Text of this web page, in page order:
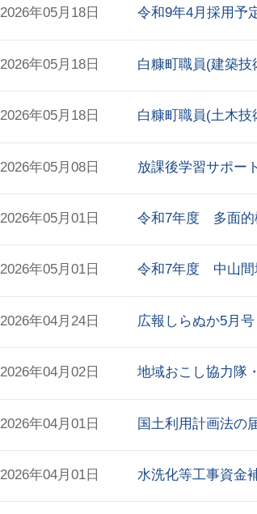
2026年05月18日 令和9年4月採用予
2026年05月18日 白糠町職員(建築
2026年05月18日 白糠町職員(土木
2026年05月08日 放課後学習サポー
2026年05月01日 令和7年度 多面的
2026年05月01日 令和7年度 中山間
2026年04月24日 広報しらぬか5月号
2026年04月02日 地域おこし協力隊
2026年04月01日 国土利用計画法の
2026年04月01日 水洗化等工事資金